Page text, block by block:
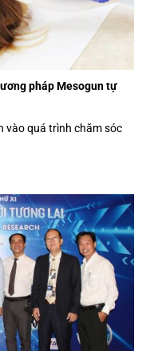
pháp Mesogun tự
vào quá trình chăm sóc